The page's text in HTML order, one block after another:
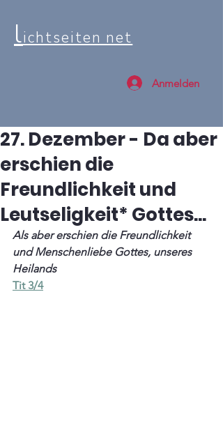
lichtseiten net
Anmelden
27. Dezember - Da aber
erschien die
Freundlichkeit und
Leutseligkeit* Gottes...
Als aber erschien die Freundlichkeit
und Menschenliebe Gottes, unseres
Heilands
Tit 3/4